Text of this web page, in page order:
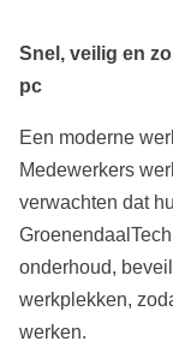
Snel, veilig en
pc
Een moderne
Medewerkers
verwachten dat
onderhoud,
werkplekken,
werken.